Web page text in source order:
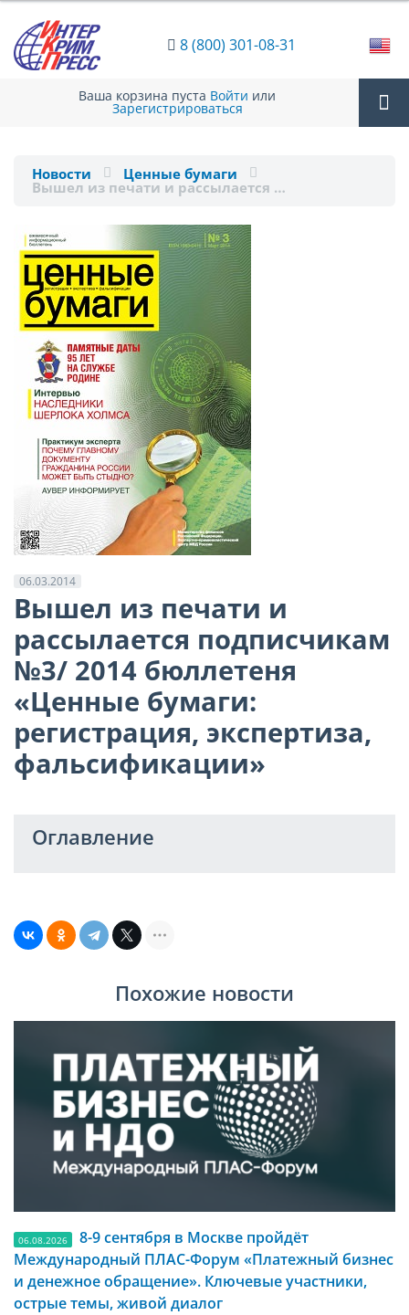
8 (800) 301-08-31
Ваша корзина пуста Войти или
Зарегистрироваться
Новости Ценные бумаги
Вышел из печати и рассылается …
06.03.2014
Вышел из печати и
рассылается подписчикам
№3/ 2014 бюллетеня
«Ценные бумаги:
регистрация, экспертиза,
фальсификации»
Оглавление
Похожие новости
06.08.2026
8-9 сентября в Москве пройдёт
Международный ПЛАС-Форум «Платежный бизнес
и денежное обращение». Ключевые участники,
острые темы, живой диалог